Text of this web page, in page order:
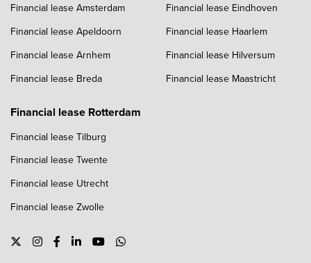
Financial lease Amsterdam
Financial lease Apeldoorn
Financial lease Arnhem
Financial lease Breda
Financial lease Eindhoven
Financial lease Haarlem
Financial lease Hilversum
Financial lease Maastricht
Financial lease Rotterdam
Financial lease Tilburg
Financial lease Twente
Financial lease Utrecht
Financial lease Zwolle